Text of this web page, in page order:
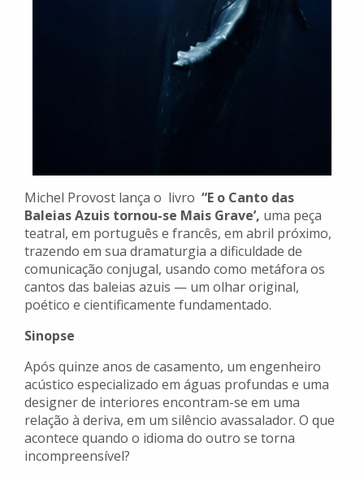
Michel Provost lança o livro “E o Canto das
Baleias Azuis tornou-se Mais Grave’, uma peça
teatral, em português e francês, em abril próximo,
trazendo em sua dramaturgia a dificuldade de
comunicação conjugal, usando como metáfora os
cantos das baleias azuis — um olhar original,
poético e cientificamente fundamentado.
Sinopse
Após quinze anos de casamento, um engenheiro
acústico especializado em águas profundas e uma
designer de interiores encontram-se em uma
relação à deriva, em um silêncio avassalador. O que
acontece quando o idioma do outro se torna
incompreensível?